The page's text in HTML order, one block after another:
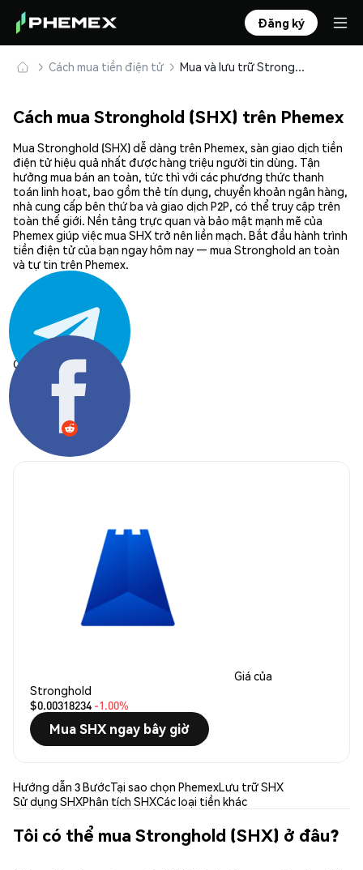
Đăng ký
Cách mua tiền điện tử Mua và lưu trữ Stronghold (SHX) an toàn
Cách mua Stronghold (SHX) trên Phemex
Mua Stronghold (SHX) dễ dàng trên Phemex, sàn giao dịch tiền
điện tử hiệu quả nhất được hàng triệu người tin dùng. Tận
hưởng mua bán an toàn, tức thì với các phương thức thanh
toán linh hoạt, bao gồm thẻ tín dụng, chuyển khoản ngân hàng,
nhà cung cấp bên thứ ba và giao dịch P2P, có thể truy cập trên
toàn thế giới. Nền tảng trực quan và bảo mật mạnh mẽ của
Phemex giúp việc mua SHX trở nên liền mạch. Bắt đầu hành trình
tiền điện tử của bạn ngay hôm nay — mua Stronghold an toàn
và tự tin trên Phemex.
Chia sẻ:
Giá của
Stronghold
$0.00318234 -1.00%
Mua SHX ngay bây giờ
Hướng dẫn 3 BướcTại sao chọn PhemexLưu trữ SHX
Sử dụng SHXPhân tích SHXCác loại tiền khác
Tôi có thể mua Stronghold (SHX) ở đâu?